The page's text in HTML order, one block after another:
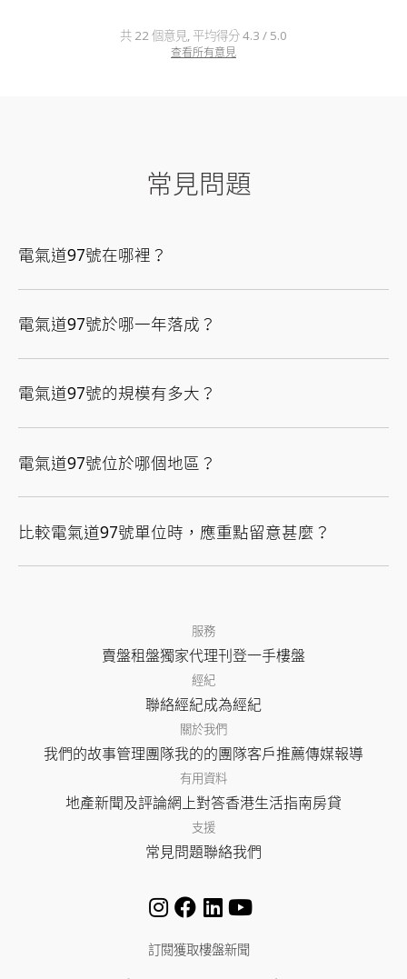
共 22 個意見, 平均得分 4.3 / 5.0
查看所有意見
常見問題
電氣道97號在哪裡？
電氣道97號於哪一年落成？
電氣道97號的規模有多大？
電氣道97號位於哪個地區？
比較電氣道97號單位時，應重點留意甚麼？
服務
賣盤租盤獨家代理刊登一手樓盤
經紀
聯絡經紀成為經紀
關於我們
我們的故事管理團隊我的的團隊客戶推薦傳媒報導
有用資料
地產新聞及評論網上對答香港生活指南房貸
支援
常見問題聯絡我們
訂閱獲取樓盤新聞